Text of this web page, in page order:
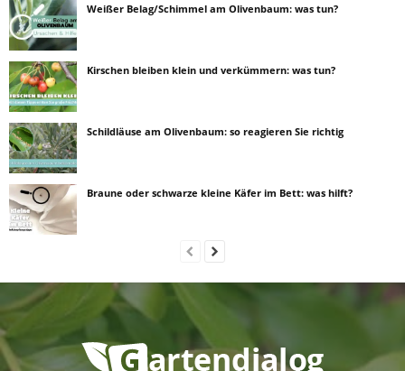
Weißer Belag/Schimmel am Olivenbaum: was tun?
Kirschen bleiben klein und verkümmern: was tun?
Schildläuse am Olivenbaum: so reagieren Sie richtig
Braune oder schwarze kleine Käfer im Bett: was hilft?